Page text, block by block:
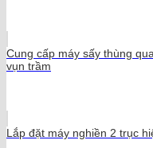
Cung cấp máy sấy thùng
vụn trầm
Lắp đặt máy nghiền 2 trục